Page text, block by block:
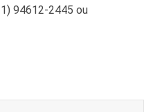
94612-2445 ou